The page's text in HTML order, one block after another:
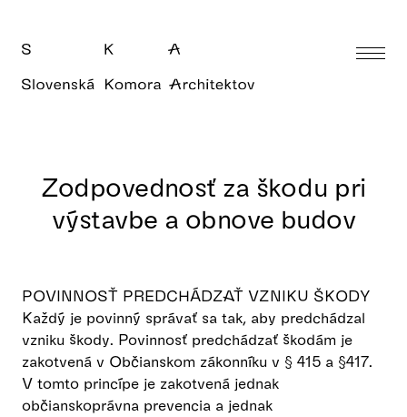
Zodpovednosť za škodu pri
výstavbe a obnove budov
POVINNOSŤ PREDCHÁDZAŤ VZNIKU ŠKODY
Každý je povinný správať sa tak, aby predchádzal
vzniku škody. Povinnosť predchádzať škodám je
zakotvená v Občianskom zákonníku v § 415 a §417.
V tomto princípe je zakotvená jednak
občianskoprávna prevencia a jednak